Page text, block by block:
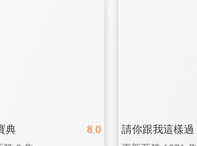
8.0
典 請你跟我這樣過